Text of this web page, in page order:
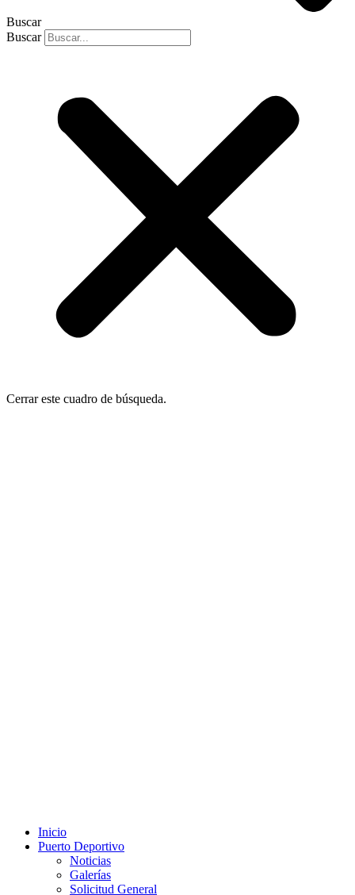
Buscar
Buscar
Cerrar este cuadro de búsqueda.
Inicio
Puerto Deportivo
Noticias
Galerías
Solicitud General